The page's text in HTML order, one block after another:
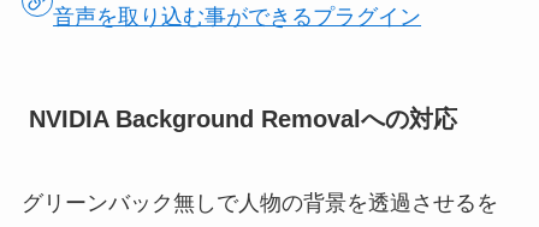
音声を取り込む事ができるプラグイン
NVIDIA Background Removalへの対応
グリーンバック無しで人物の背景を透過させるを